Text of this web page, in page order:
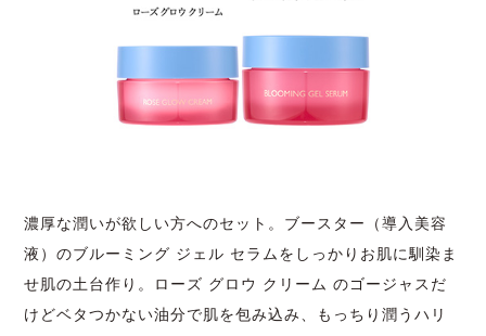
濃厚な潤いが欲しい方へのセット。ブースター（導入美容
液）のブルーミング ジェル セラムをしっかりお肌に馴染ま
せ肌の土台作り。ローズ グロウ クリーム のゴージャスだ
けどベタつかない油分で肌を包み込み、もっちり潤うハリ